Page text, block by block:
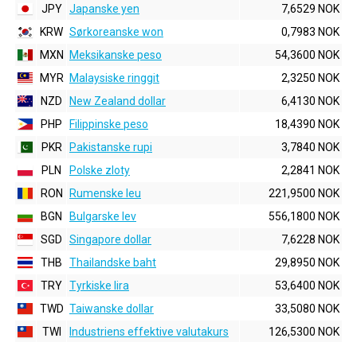
JPY Japanske yen
7,6529 NOK
KRW Sørkoreanske won
0,7983 NOK
MXN
Meksikanske peso
54,3600 NOK
MYR
Malaysiske ringgit
2,3250 NOK
NZD
New Zealand dollar
6,4130 NOK
PHP
Filippinske peso
18,4390 NOK
PKR
Pakistanske rupi
3,7840 NOK
PLN
Polske zloty
2,2841 NOK
RON
Rumenske leu
221,9500 NOK
BGN
Bulgarske lev
556,1800 NOK
SGD
Singapore dollar
7,6228 NOK
THB
Thailandske baht
29,8950 NOK
TRY Tyrkiske lira
53,6400 NOK
TWD Taiwanske dollar
33,5080 NOK
TWI
Industriens effektive valutakurs
126,5300 NOK